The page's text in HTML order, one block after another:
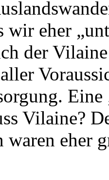
wir eher
der
Vilaine?
waren eher